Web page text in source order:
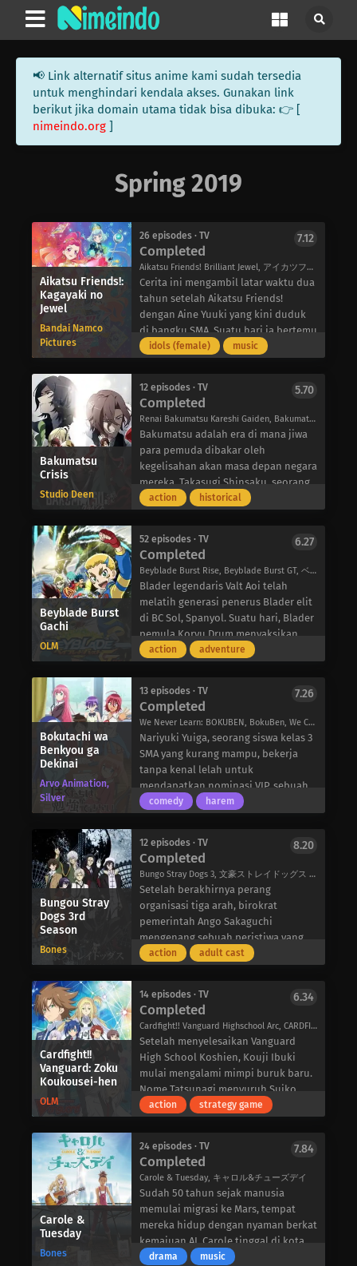
📢 Link alternatif situs anime kami sudah tersedia
untuk menghindari kendala akses. Gunakan link
berikut jika domain utama tidak bisa dibuka: 👉 [
nimeindo.org ]
Spring 2019
Aikatsu Friends!:
Kagayaki no
Jewel
Bandai Namco
Pictures
26 episodes · TV
Completed
Aikatsu Friends! Brilliant Jewel, アイカツフレンズ！～かがやきのジュエル～
7.12
Cerita ini mengambil latar waktu dua
tahun setelah Aikatsu Friends!
dengan Aine Yuuki yang kini duduk
di bangku SMA. Suatu hari ia bertemu
dengan idola misterius Hibiki
idols (female) music
Bakumatsu
Crisis
Studio Deen
12 episodes · TV
Completed
Renai Bakumatsu Kareshi Gaiden, Bakumatsu Second Season, Bakumatsu 2nd Season, BAKUMATSU ~恋愛幕末カレシ 外伝~ クライシス
5.70
Bakumatsu adalah era di mana jiwa
para pemuda dibakar oleh
kegelisahan akan masa depan negara
mereka. Takasugi Shinsaku, seorang
prajurit keberuntungan dari Choshu,
untuk mencari “arloji waktu”
misterius yang memiliki kekuatan
untuk memanipulasi waktu yang
dikhawatirkan ingin disimpan oleh
pemerintah. Daripada membiarkan
kekuatan tersebut jatuh ke tangan
yang salah, Takasugi berencana
untuk menghancurkan artefak
mendapatkannya, artefak tersebut
dengan cepat dicuri, memaksa
keduanya untuk mengikuti pencuri
misterius tersebut ke pusat
pemerintahan di Kyoto. Namun,
ketika mereka tiba di ibu kota,
mereka menemukan bahwa
pemerintah telah digulingkan dan
dan orang-orang di dalamnya jauh
berbeda dari yang Takasugi dan
Katsura ingat. Waktu mungkin telah
berubah, namun misi mereka tidak
berubah – Takasugi dan Katsura
bertekad untuk mengatur ulang
waktu dan menyelamatkan bangsa
mereka dari kekuatan jahat yang
action historical
Beyblade Burst
Gachi
OLM
52 episodes · TV
Completed
Beyblade Burst Rise, Beyblade Burst GT, ベイブレードバーストGT (ガチ)
6.27
Blader legendaris Valt Aoi telah
melatih generasi penerus Blader elit
di BC Sol, Spanyol. Suatu hari, Blader
pemula Koryu Drum menyaksikan
Valt melepaskan Gachi Bey yang baru
memancarkan cahaya keemasan saat
melesat di sekitar stadion.
Terinspirasi oleh kemungkinan tak
terbatas dari kondisi “Gold Turbo”
ini, Drum berusaha untuk mencapai
ikatan yang sama dengan Bey-nya,
Dragon. Di sinilah dimulainya kisah
kebangkitan Dante dan Dragon ke
action adventure
Bokutachi wa
Benkyou ga
Dekinai
Arvo Animation,
Silver
13 episodes · TV
Completed
We Never Learn: BOKUBEN, BokuBen, We Can't Study, ぼくたちは勉強ができない
7.26
Nariyuki Yuiga, seorang siswa kelas 3
SMA yang kurang mampu, bekerja
tanpa kenal lelah untuk
mendapatkan nominasi VIP, sebuah
beasiswa yang akan menanggung
kepala sekolah memberikan
beasiswa yang terkenal tersebut.
Namun, beasiswa ini diberikan
dengan satu syarat: dia harus
menjadi guru bagi murid-murid
jenius di sekolah tersebut dalam
mata pelajaran yang paling lemah!
Bergabung dengan kelompok murid
Rizu Ogata, yang ingin belajar
humaniora; legenda sastra Fumino
Furuhashi, yang ingin belajar sains;
dan teman masa kecil Yuiga yang
cerdas dalam bidang olahraga, Uruka
Takemoto, yang tidak memiliki
harapan dalam hal apapun.
Bokutachi wa Benkyou ga Dekinai
eksentrik dalam serangkaian
kejenakaan yang aneh dan lucu.
Namun, ketika ambisi Ogata dan
Furuhashi bertentangan dengan
bakat mereka, akankah Yuiga dapat
membantu murid-muridnya
mencapai impian mereka?
comedy harem
Bungou Stray
Dogs 3rd
Season
Bones
12 episodes · TV
Completed
Bungo Stray Dogs 3, 文豪ストレイドッグス 第3期
8.20
Setelah berakhirnya perang
organisasi tiga arah, birokrat
pemerintah Ango Sakaguchi
mengenang sebuah peristiwa yang
terjadi beberapa tahun yang lalu,
merupakan pegawai baru pada saat
itu, ditugaskan untuk menyelidiki
rumor yang berkaitan dengan
ledakan misterius yang
menghancurkan sebagian kota
beberapa tahun yang lalu-dan
hubungannya dengan dugaan
kemunculan kembali mantan bosnya.
ia bermitra dengan Chuuya
Nakahara, pemimpin klan saingan
yang berbakat namun impulsif yang
dikenal sebagai Domba, untuk
mengungkap kebenaran di balik
kasus ini dan menyoroti mitos
Arahabaki-dewa api yang mungkin
saja menuntun Dazai pada solusi
action adult cast
Cardfight!!
Vanguard: Zoku
Koukousei-hen
OLM
14 episodes · TV
Completed
Cardfight!! Vanguard Highschool Arc, CARDFIGHT!! Vanguard 続・高校生編
6.34
Setelah menyelesaikan Vanguard
High School Koshien, Kouji Ibuki
mulai mengalami mimpi buruk baru.
Nome Tatsunagi menyuruh Suiko
memanggilnya ke rumah besar di
yang disebut Sanctuary. Sanctuary
menyebabkan garis waktu berubah
sepanjang sejarah, dan satu-satunya
cara untuk memperbaikinya adalah
Kouji harus memperbaiki
kesalahannya di masa depan.
Sekarang Kouji dan Suiko harus
action strategy game
Carole &
Tuesday
Bones
24 episodes · TV
Completed
Carole & Tuesday, キャロル&チューズデイ
7.84
Sudah 50 tahun sejak manusia
memulai migrasi ke Mars, tempat
mereka hidup dengan nyaman berkat
kemajuan AI. Carole tinggal di kota
metropolitan Alba City, bekerja paruh
drama music